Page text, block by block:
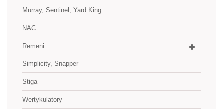
Murray, Sentinel, Yard King
NAC
Remeni ....
Simplicity, Snapper
Stiga
Wertykulatory